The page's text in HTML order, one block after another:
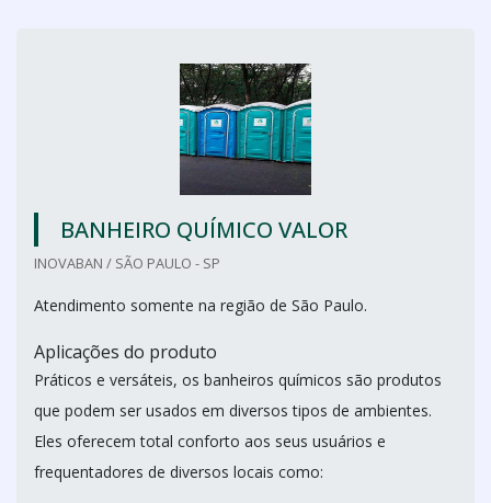
BANHEIRO QUÍMICO VALOR
INOVABAN / SÃO PAULO - SP
Atendimento somente na região de São Paulo.
Aplicações do produto
Práticos e versáteis, os banheiros químicos são produtos
que podem ser usados em diversos tipos de ambientes.
Eles oferecem total conforto aos seus usuários e
frequentadores de diversos locais como: